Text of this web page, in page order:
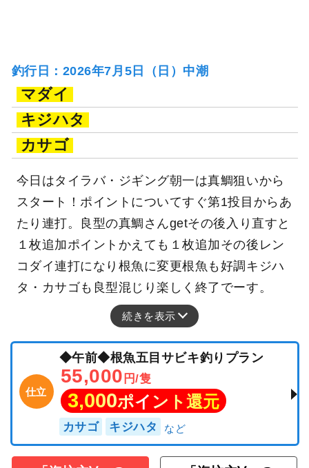
釣行日：2026年7月5日（日）中潮
マダイ
キジハタ
カサゴ
今日はタイラバ・ジギング朝一は真鯛狙いから
スタート！ポイントについてすぐ第1投目からあ
たり連打。良型の真鯛さんgetその後入り直すと
１枚追加ポイントかえても１枚追加その後レン
コダイ連打になり根魚に変更根魚も好調キジハ
タ・カサゴも良型混じり楽しく終了でーす。
続きを表示
仕立
◆午前◆根魚五目サビキ釣りプラン
55,000円/隻
3,000ポイント還元
カサゴ キジハタ